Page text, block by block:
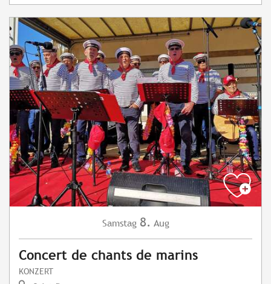
Samstag 8. Aug
Concert de chants de marins
KONZERT